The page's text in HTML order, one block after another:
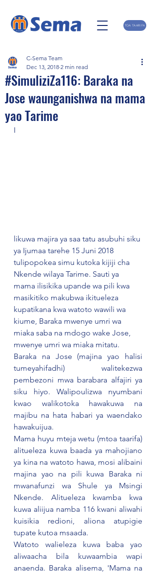
TOA TAARIFA
#SimuliziZa116: Baraka na
Jose waunganishwa na mama
yao Tarime
C-Sema Team
Dec 13, 2018 2 min read
I
likuwa majira ya saa tatu asubuhi siku
ya Ijumaa tarehe 15 Juni 2018
tulipopokea simu kutoka kijiji cha
Nkende wilaya Tarime. Sauti ya
mama ilisikika upande wa pili kwa
masikitiko makubwa ikitueleza
kupatikana kwa watoto wawili wa
kiume, Baraka mwenye umri wa
miaka saba na mdogo wake Jose,
mwenye umri wa miaka mitatu.
Baraka na Jose (majina yao halisi
tumeyahifadhi) walitekezwa
pembezoni mwa barabara alfajiri ya
siku hiyo. Walipoulizwa nyumbani
kwao walikotoka hawakuwa na
majibu na hata habari ya waendako
hawakuijua.
Mama huyu mteja wetu (mtoa taarifa)
alitueleza kuwa baada ya mahojiano
ya kina na watoto hawa, mosi alibaini
majina yao na pili kuwa Baraka ni
mwanafunzi wa Shule ya Msingi
Nkende. Alitueleza kwamba kwa
kuwa aliijua namba 116 kwani aliwahi
kuisikia redioni, aliona atupigie
tupate kutoa msaada.
Watoto walieleza kuwa baba yao
aliwaacha bila kuwaambia wapi
anaenda. Baraka alisema, 'Mama na